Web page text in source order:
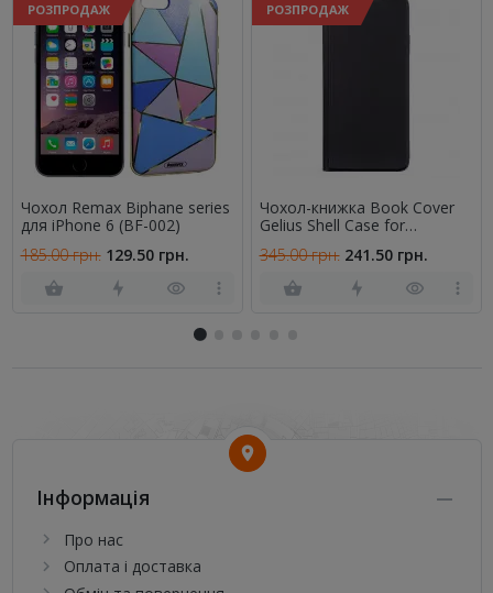
РОЗПРОДАЖ
Чохол Remax Biphane series
для iPhone 6 (BF-002)
185.00 грн. 129.50 грн.
РОЗПРОДАЖ
Чохол-книжка Book Cover
Gelius Shell Case for
345.00 грн. 241.50 грн.
Інформація
Про нас
Оплата і доставка